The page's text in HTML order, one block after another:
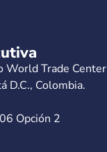
World Trade Center
D.C., Colombia.
Opción 2